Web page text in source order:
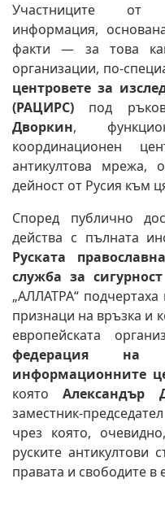
Участниците от
информация,
факти — за това как
организации, по-
центровете за
(РАЦИРС) под
Дворкин,
координационен
антикултова мрежа,
дейност от Русия към
Според публично
действа с пълната
Руската
служба за
„АЛЛАТРА“
признаци на връзка и
европейската
федерация на
информационните
коятоАлександър
заместник-
чрез която,
руските антикултови
правата и свободите в